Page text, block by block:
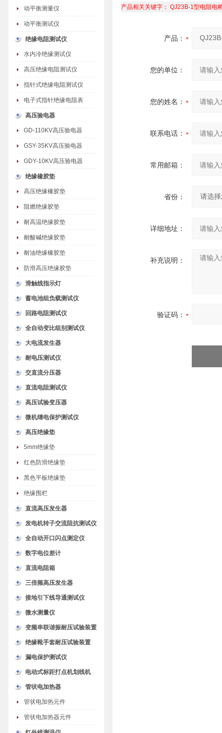
动平衡测量仪
动平衡测试仪
绝缘电阻测试仪
水内冷绝缘测试仪
高压绝缘电阻测试仪
指针式绝缘电阻测试仪
电子式指针绝缘电阻表
高压验电器
GD-110KV高压验电器
GSY-35KV高压验电器
GDY-10KV高压验电器
绝缘橡胶垫
高压绝缘橡胶垫
阻燃绝缘胶垫
耐高温绝缘胶垫
耐酸碱绝缘胶垫
耐油绝缘橡胶垫
防滑高压绝缘胶垫
滑触线指示灯
蓄电池组负载测试仪
回路电阻测试仪
全自动变比组别测试仪
大电流发生器
耐电压测试仪
交直流分压器
直流电阻测试仪
高压试验变压器
微机继电保护测试仪
高压绝缘垫
5mm绝缘垫
红色防滑绝缘垫
黑色平板绝缘垫
绝缘围栏
直流高压发生器
发电机转子交流阻抗测试仪
全自动开口闪点测定仪
数字电位差计
直流电阻箱
三倍频高压发生器
接地引下线导通测试仪
微水测量仪
变频串联谐振耐压试验装置
绝缘靴手套耐压试验装置
漏电保护测试仪
电动式标距打点机划线机
管状电加热器
管状电加热元件
管状电加热器元件
产品相关关键字： QJ23B-1型电阻电
产品：
您的单位：
您的姓名：
联系电话：
常用邮箱：
省份：
详细地址：
补充说明：
验证码：